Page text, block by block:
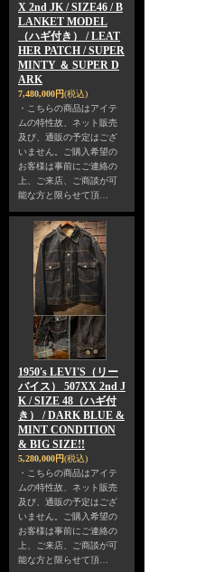
X 2nd JK / SIZE46 / B
LANKET MODEL
（ハギ付き） / LEAT
HER PATCH / SUPER
MINTY ＆ SUPER D
ARK
7,480,000円(税込)
・こちらの商品はアイテ
ムの特性故、ネット販売
及び、通販の予定はござ
いません。ご購入希望の
お客様は事前にご連絡の
上、ご来店、ご商談が可
能な方と限らせて頂…
1950's LEVI'S（リー
バイス） 507XX 2nd J
K / SIZE 48（ハギ付
き） / DARK BLUE &
MINT CONDITION
& BIG SIZE!!
5,280,000円(税込)
・こちらの商品はアイテ
ムの特性故、ネット販売
及び、通販の予定はござ
いません。ご購入希望の
お客様は事前にご連絡の
上、ご来店、ご商談が可
能な方と限らせて頂…